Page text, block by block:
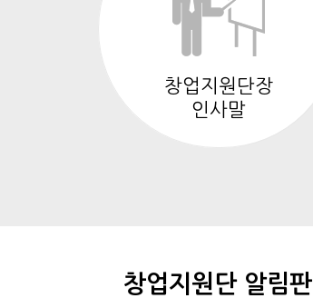
창업지원단장
인사말
창업지원단 알림판